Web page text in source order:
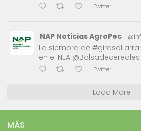
Twitter
NAP Noticias AgroPec
La siembra de #girasol
en el NEA
Twitter
Load More
MÁS